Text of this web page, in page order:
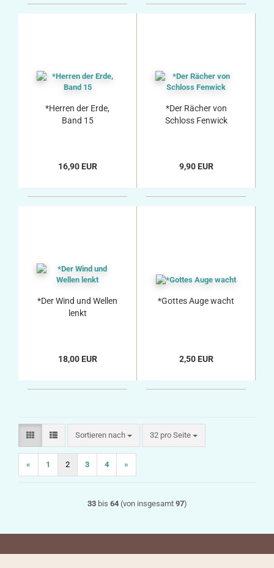
*Herren der Erde,
Band 15
16,90 EUR
*Der Rächer von
Schloss Fenwick
9,90 EUR
*Der Wind und Wellen
lenkt
18,00 EUR
*Gottes Auge wacht
2,50 EUR
Sortieren nach
Sortieren nach 32 pro Seite
pro Seite
« 1 2 3 4 »
33bis 64(von insgesamt 97)